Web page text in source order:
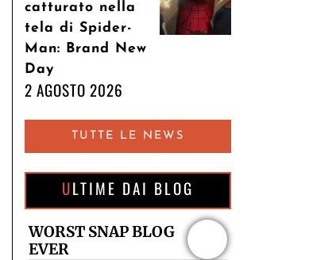
catturato nella
tela di Spider-
Man: Brand New
Day
2 AGOSTO 2026
TUTTE LE NEWS
ULTIME DAI BLOG
WORST SNAP BLOG
EVER